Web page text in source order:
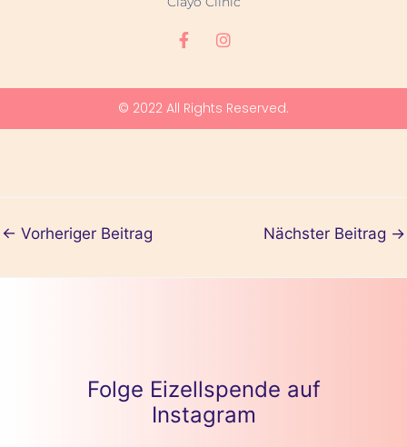
F
a
e
b
o
o
I
n
t
a
g
r
© 2022 All Rights Reserved.
← Vorheriger Beitrag Nächster Beitrag →
Folge Eizellspende auf
Instagram